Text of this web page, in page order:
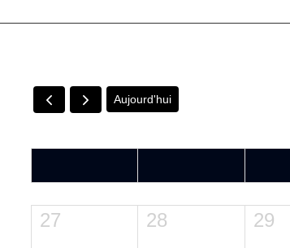
Aujourd'hui
27 28 29